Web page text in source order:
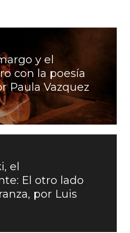
y el
con la poesía
Paula Vazquez
el
El otro lado
por Luis